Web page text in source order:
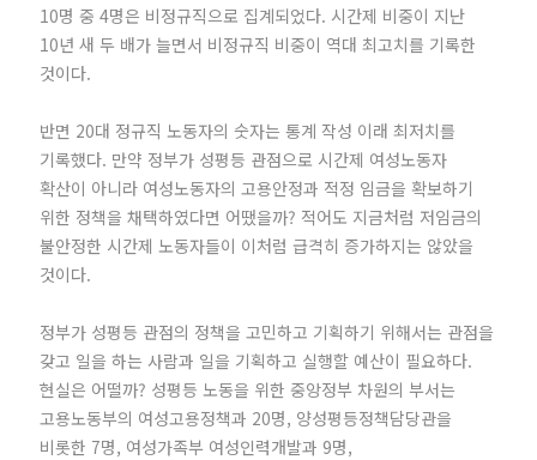
10명 중 4명은 비정규직으로 집계되었다. 시간제 비중이 지난
10년 새 두 배가 늘면서 비정규직 비중이 역대 최고치를 기록한
것이다.
반면 20대 정규직 노동자의 숫자는 통계 작성 이래 최저치를
기록했다. 만약 정부가 성평등 관점으로 시간제 여성노동자
확산이 아니라 여성노동자의 고용안정과 적정 임금을 확보하기
위한 정책을 채택하였다면 어땠을까? 적어도 지금처럼 저임금의
불안정한 시간제 노동자들이 이처럼 급격히 증가하지는 않았을
것이다.
정부가 성평등 관점의 정책을 고민하고 기획하기 위해서는 관점을
갖고 일을 하는 사람과 일을 기획하고 실행할 예산이 필요하다.
현실은 어떨까? 성평등 노동을 위한 중앙정부 차원의 부서는
고용노동부의 여성고용정책과 20명, 양성평등정책담당관을
비롯한 7명, 여성가족부 여성인력개발과 9명,